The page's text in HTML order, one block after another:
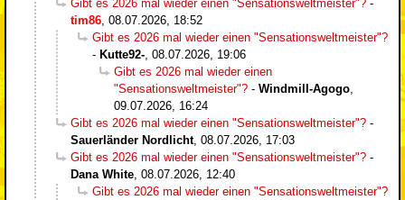
Gibt es 2026 mal wieder einen "Sensationsweltmeister"? -
tim86 08.07.2026, 18:52
Gibt es 2026 mal wieder einen "Sensationsweltmeister"?
- Kutte92- 08.07.2026, 19:06
Gibt es 2026 mal wieder einen
"Sensationsweltmeister"? - Windmill-Agogo
09.07.2026, 16:24
Gibt es 2026 mal wieder einen "Sensationsweltmeister"? -
Sauerländer Nordlicht, 08.07.2026, 17:03
Gibt es 2026 mal wieder einen "Sensationsweltmeister"? -
Dana White 08.07.2026, 12:40
Gibt es 2026 mal wieder einen "Sensationsweltmeister"?